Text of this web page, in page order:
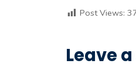
Post Views:
Leave